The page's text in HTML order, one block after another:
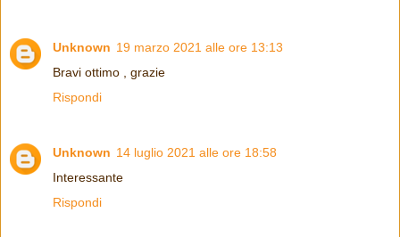
Unknown 19 marzo 2021 alle ore 13:13
Bravi ottimo , grazie
Rispondi
Unknown 14 luglio 2021 alle ore 18:58
Interessante
Rispondi